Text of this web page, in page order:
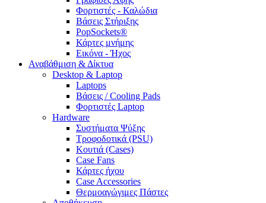
Φορτιστές - Καλώδια
Βάσεις Στήριξης
PopSockets®
Κάρτες μνήμης
Εικόνα - Ήχος
Αναβάθμιση & Δίκτυα
Desktop & Laptop
Laptops
Βάσεις / Cooling Pads
Φορτιστές Laptop
Hardware
Συστήματα Ψύξης
Τροφοδοτικά (PSU)
Κουτιά (Cases)
Case Fans
Κάρτες ήχου
Case Accessories
Θερμοαγώγιμες Πάστες